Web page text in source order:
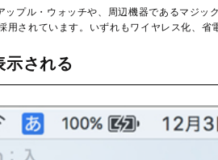
ップル・ウォッチや、周辺機器であるマジ
用されています。いずれもワイヤレス化、省
示される